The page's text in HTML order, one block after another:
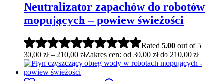
Neutralizator zapachów do robotów
mopujących – powiew świeżości
Rated 5.00 out of 5
30,00 zł – 210,00 złZakres cen: od 30,00 zł do 210,00 zł